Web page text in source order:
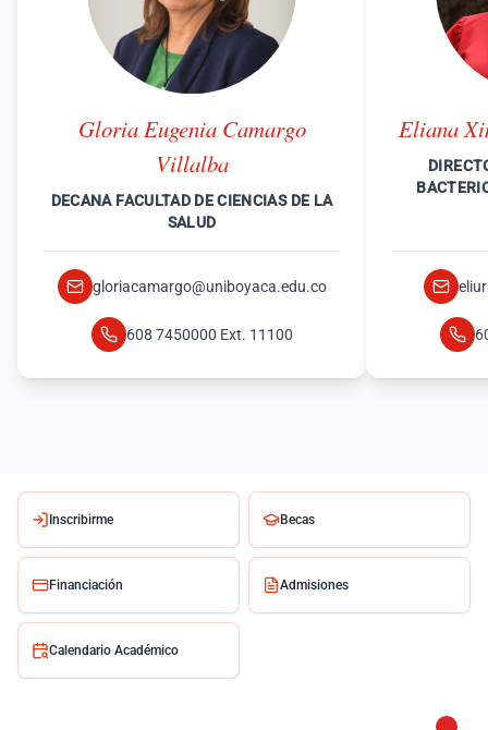
Gloria Eugenia Camargo
Villalba
DECANA FACULTAD DE CIENCIAS DE LA
SALUD
gloriacamargo@uniboyaca.edu.co
608 7450000 Ext. 11100
Eliana
Inscribirme Becas
Financiación Admisiones
Calendario Académico